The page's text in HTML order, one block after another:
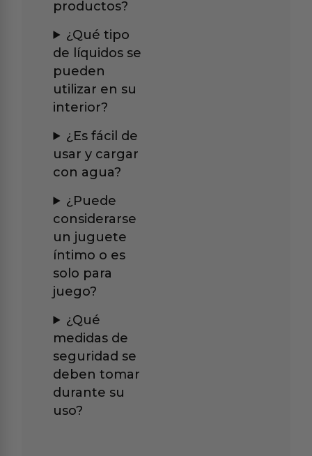
productos?
¿Qué tipo
de líquidos se
pueden
utilizar en su
interior?
¿Es fácil de
usar y cargar
con agua?
¿Puede
considerarse
un juguete
íntimo o es
solo para
juego?
¿Qué
medidas de
seguridad se
deben tomar
durante su
uso?